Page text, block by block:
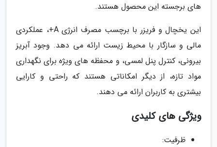
های برجسته این محصول هستند.
این یخچال و فریزر با برچسب مصرف انرژی A+، عملکردی
مالی و سازگار با محیط زیست ارائه می دهد. وجود آبریز
بیرونی، کنترل پنل لمسی، و محفظه های ویژه برای نگهداری
مواد تازه، از دیگر امکاناتی هستند که راحتی و کارایی
بیشتری به کاربران ارائه می دهند.
ویژگی های کلیدی
ظرفیت: